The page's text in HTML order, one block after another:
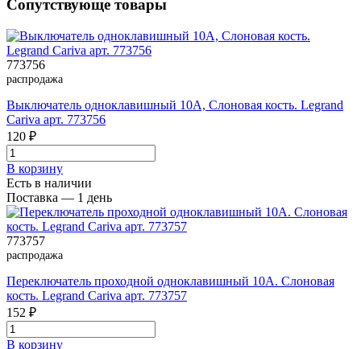
Сопутствующе товары
773756
распродажа
Выключатель одноклавишный 10A, Слоновая кость. Legrand
Cariva арт. 773756
120 ₽
В корзинy
Есть в наличии
Поставка — 1 день
773757
распродажа
Переключатель проходной одноклавишный 10А. Слоновая
кость. Legrand Cariva арт. 773757
152 ₽
В корзинy